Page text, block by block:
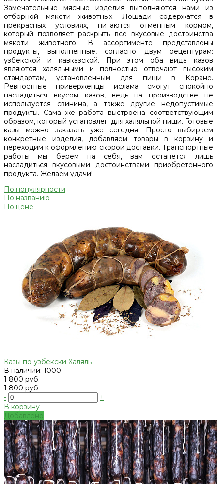
Замечательные мясные изделия выполняются нами из
отборной мякоти животных. Лошади содержатся в
прекрасных условиях, питаются отменным кормом,
который позволяет раскрыть все вкусовые достоинства
мякоти животного. В ассортименте представлены
продукты, выполненные, согласно двум рецептурам:
узбекской и кавказской. При этом оба вида казов
являются халяльными и полностью отвечают высоким
стандартам, установленным для пищи в Коране.
Ревностные приверженцы ислама смогут спокойно
насладиться вкусом казов, ведь на производстве не
используется свинина, а также другие недопустимые
продукты. Сама же работа выстроена соответствующим
образом, который установлен для халяльной пищи. Готовые
казы можно заказать уже сегодня. Просто выбираем
конкретные изделия, добавляем товары в корзину и
переходим к оформлению скорой доставки. Транспортные
работы мы берем на себя, вам останется лишь
насладиться вкусовыми достоинствами приобретенного
продукта. Желаем удачи!
По популярности
По названию
По цене
Казы по-узбекски Халяль
В наличии: 1000
1 800 руб.
1 800 руб.
-
+
В корзину
Добавлено